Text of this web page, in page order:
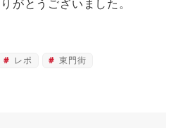
がとうございました。
レポ
東門街